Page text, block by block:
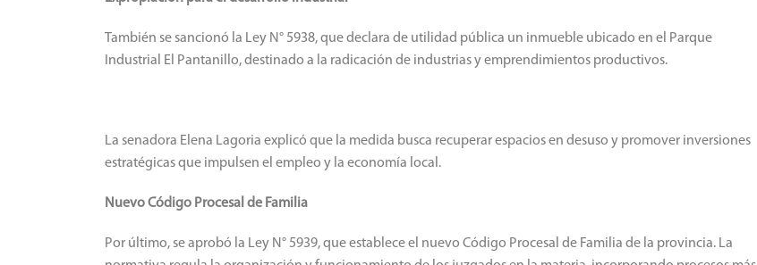
También se sancionó la Ley N° 5938, que declara de utilidad pública un inmueble ubicado en el Parque
Industrial El Pantanillo, destinado a la radicación de industrias y emprendimientos productivos.
La senadora Elena Lagoria explicó que la medida busca recuperar espacios en desuso y promover inversiones
estratégicas que impulsen el empleo y la economía local.
Nuevo Código Procesal de Familia
Por último, se aprobó la Ley N° 5939, que establece el nuevo Código Procesal de Familia de la provincia. La